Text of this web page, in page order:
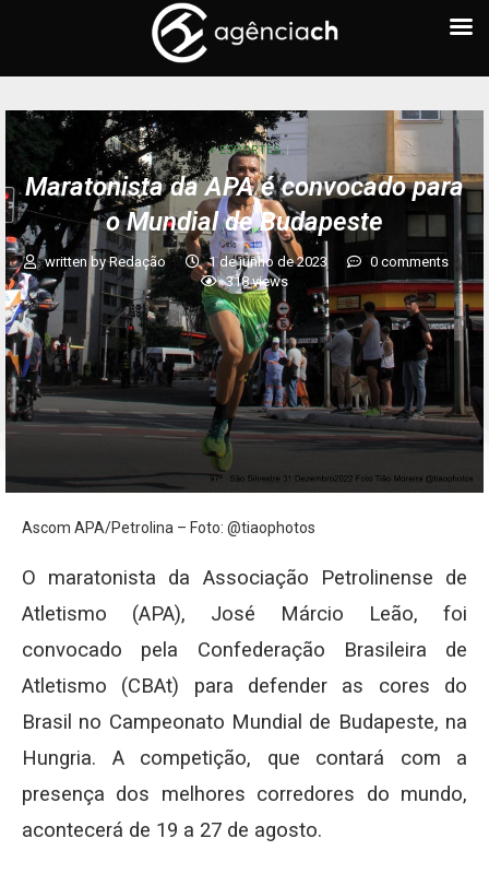
+ ESPORTES
Maratonista da APA é convocado para
o Mundial de Budapeste
written byRedação 1 de junho de 2023
0 comments
318views
Ascom APA/Petrolina – Foto: @tiaophotos
O maratonista da Associação Petrolinense de
Atletismo (APA), José Márcio Leão, foi
convocado pela Confederação Brasileira de
Atletismo (CBAt) para defender as cores do
Brasil no Campeonato Mundial de Budapeste, na
Hungria. A competição, que contará com a
presença dos melhores corredores do mundo,
acontecerá de 19 a 27 de agosto.